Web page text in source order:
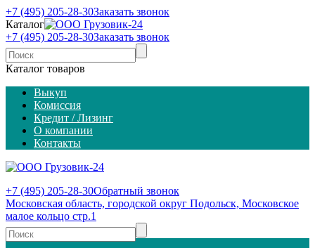
+7 (495) 205-28-30Заказать звонок
Каталог
+7 (495) 205-28-30Заказать звонок
Каталог товаров
Выкуп
Комиссия
Кредит / Лизинг
О компании
Контакты
+7 (495) 205-28-30Обратный звонок
Московская область, городской округ Подольск, Московское
малое кольцо стр.1